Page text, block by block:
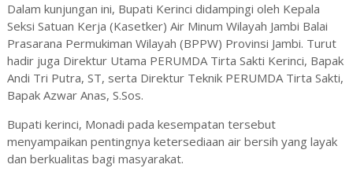
Dalam kunjungan ini, Bupati Kerinci didampingi oleh Kepala
Seksi Satuan Kerja (Kasetker) Air Minum Wilayah Jambi Balai
Prasarana Permukiman Wilayah (BPPW) Provinsi Jambi. Turut
hadir juga Direktur Utama PERUMDA Tirta Sakti Kerinci, Bapak
Andi Tri Putra, ST, serta Direktur Teknik PERUMDA Tirta Sakti,
Bapak Azwar Anas, S.Sos.
Bupati kerinci, Monadi pada kesempatan tersebut
menyampaikan pentingnya ketersediaan air bersih yang layak
dan berkualitas bagi masyarakat.